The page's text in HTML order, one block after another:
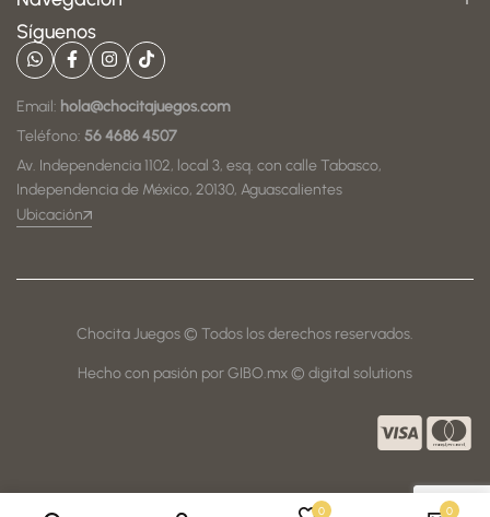
Síguenos
Email: hola@chocitajuegos.com
Teléfono: 56 4686 4507
Av. Independencia 1102, local 3, esq. con calle Tabasco,
Independencia de México, 20130, Aguascalientes
Ubicación
Chocita Juegos © Todos los derechos reservados.
Hecho con pasión por GIBO.mx © digital solutions
0 0